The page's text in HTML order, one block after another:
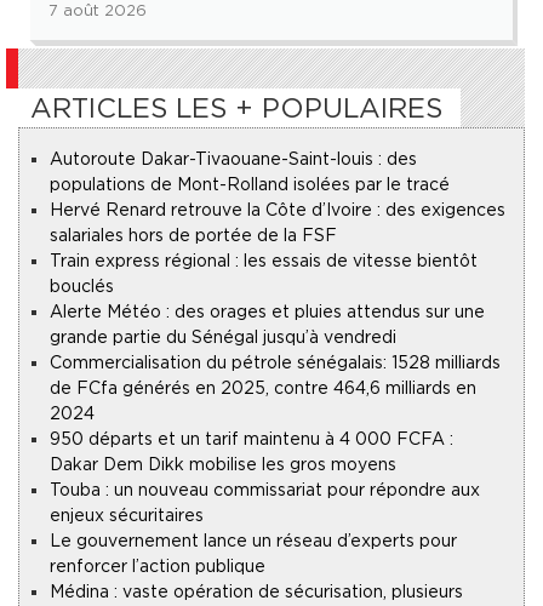
7 août 2026
ARTICLES LES + POPULAIRES
Autoroute Dakar-Tivaouane-Saint-louis : des
populations de Mont-Rolland isolées par le tracé
Hervé Renard retrouve la Côte d’Ivoire : des exigences
salariales hors de portée de la FSF
Train express régional : les essais de vitesse bientôt
bouclés
Alerte Météo : des orages et pluies attendus sur une
grande partie du Sénégal jusqu’à vendredi
Commercialisation du pétrole sénégalais : 1528 milliards
de FCfa générés en 2025, contre 464,6 milliards en
2024
950 départs et un tarif maintenu à 4 000 FCFA :
Dakar Dem Dikk mobilise les gros moyens
Touba : un nouveau commissariat pour répondre aux
enjeux sécuritaires
Le gouvernement lance un réseau d’experts pour
renforcer l’action publique
Médina : vaste opération de sécurisation, plusieurs